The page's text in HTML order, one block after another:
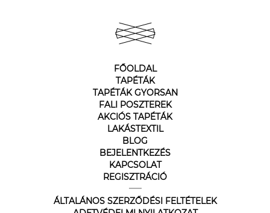
FŐOLDAL
TAPÉTÁK
TAPÉTÁK GYORSAN
FALI POSZTEREK
AKCIÓS TAPÉTÁK
LAKÁSTEXTIL
BLOG
BEJELENTKEZÉS
KAPCSOLAT
REGISZTRÁCIÓ
ÁLTALÁNOS SZERZŐDÉSI FELTÉTELEK